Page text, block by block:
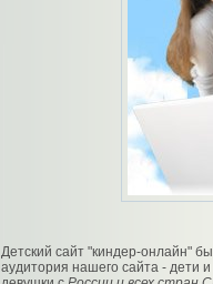
Детский сайт "киндер-онлайн"
аудитория нашего сайта - дети